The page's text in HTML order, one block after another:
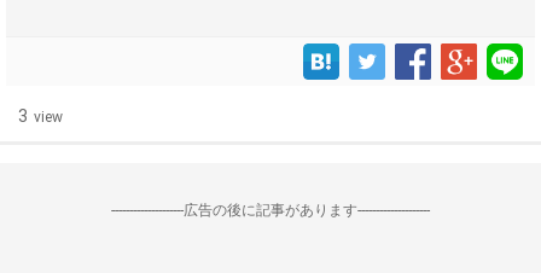
3 view
--------------------広告の後に記事があります--------------------